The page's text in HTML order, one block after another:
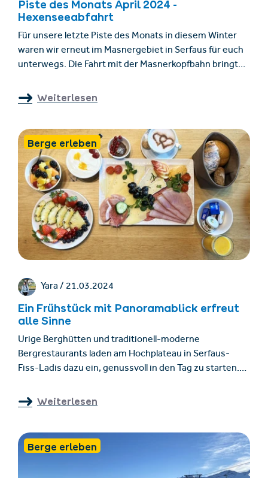
Piste des Monats April 2024 -
Hexenseeabfahrt
Für unsere letzte Piste des Monats in diesem Winter
waren wir erneut im Masnergebiet in Serfaus für euch
unterwegs. Die Fahrt mit der Masnerkopfbahn bringt
Fiss-Ladis auf 2.820 Metern Seehöhe. Von dort aus
Weiterlesen
Berge erleben
Yara / 21.03.2024
Ein Frühstück mit Panoramablick erfreut
alle Sinne
Urige Berghütten und traditionell-moderne
Bergrestaurants laden am Hochplateau in Serfaus-
Fiss-Ladis dazu ein, genussvoll in den Tag zu starten.
einen erlebnisreichen Wintertag vor und verspricht
Weiterlesen
Berge erleben